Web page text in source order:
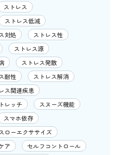
ストレス
ストレス低減
対処
ストレス性
ストレス源
ストレス発散
耐性
ストレス解消
ス関連疾患
レッチ
スヌーズ機能
スマホ依存
ローエクササイズ
ア
セルフコントロール